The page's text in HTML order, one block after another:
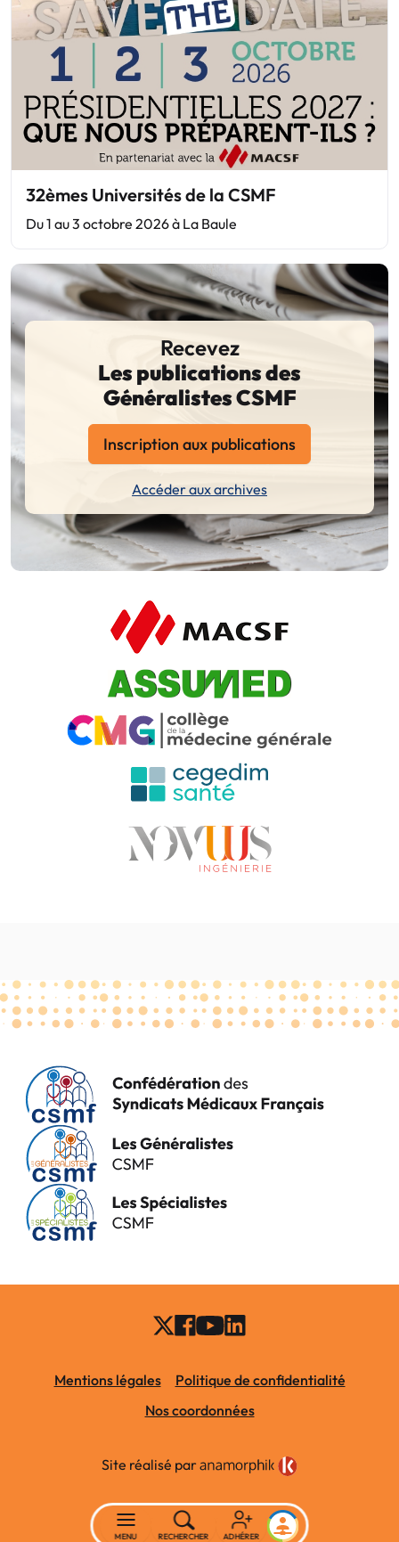
32èmes Universités de la CSMF
Du 1 au 3 octobre 2026 à La Baule
Recevez
Les publications des
Généralistes CSMF
Inscription aux publications
Accéder aux archives
Mentions légales
Politique de confidentialité
Nos coordonnées
Site réalisé par
MENU RECHERCHER ADHÉRER